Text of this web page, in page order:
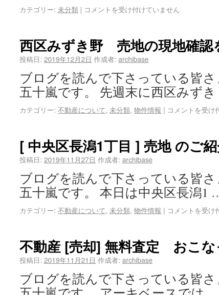
カテゴリー: 未分類 | コメントを受け付けていません
西区みずき野 売地の現地確認
投稿日: 2019年12月2日 作成者: archibase
ブログを読んで下さっている皆
五十嵐です。 先週末に西区みず
カテゴリー: 不動産について, 未分類, 物件情報 | コメントを受け
[ 中央区長潟1丁目 ] 売地 のご
投稿日: 2019年11月27日 作成者: archibase
ブログを読んで下さっている皆
五十嵐です。 本日は中央区長潟1
カテゴリー: 不動産について, 未分類, 物件情報 | コメントを受け
不動産 [売却] 無料査定 おこ
投稿日: 2019年11月21日 作成者: archibase
ブログを読んで下さっている皆